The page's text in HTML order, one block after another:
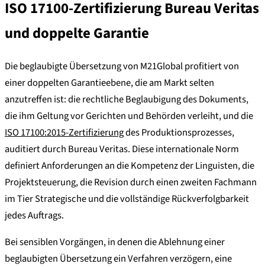
ISO 17100-Zertifizierung Bureau Veritas
und doppelte Garantie
Die beglaubigte Übersetzung von M21Global profitiert von
einer doppelten Garantieebene, die am Markt selten
anzutreffen ist: die rechtliche Beglaubigung des Dokuments,
die ihm Geltung vor Gerichten und Behörden verleiht, und die
ISO 17100:2015-Zertifizierungdes Produktionsprozesses,
auditiert durch Bureau Veritas. Diese internationale Norm
definiert Anforderungen an die Kompetenz der Linguisten, die
Projektsteuerung, die Revision durch einen zweiten Fachmann
im Tier Strategische und die vollständige Rückverfolgbarkeit
jedes Auftrags.
Bei sensiblen Vorgängen, in denen die Ablehnung einer
beglaubigten Übersetzung ein Verfahren verzögern, eine